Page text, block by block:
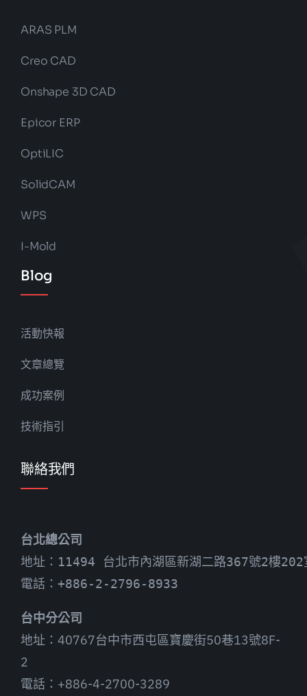
ARAS PLM
Creo CAD
Onshape 3D CAD
Epicor ERP
OptiLIC
SolidCAM
WPS
I-Mold
Blog
活動快報
文章總覽
成功案例
技術指引
聯絡我們
台北總公司
地址：11494 台北市內湖區新湖二路367號2樓202
電話：+886-2-2796-8933
台中分公司
地址：40767台中市西屯區寶慶街50巷13號8F-
2
電話：+886-4-2700-3289